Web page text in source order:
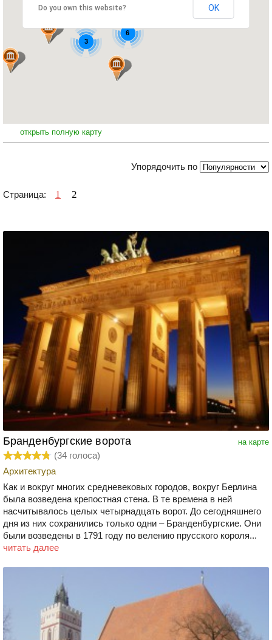
3
6
Do you own this website? OK
открыть полную карту
Упорядочить по
Страница: 1 2
на карте
Бранденбургские ворота
(34 голоса)
Архитектура
Как и вокруг многих средневековых городов, вокруг Берлина
была возведена крепостная стена. В те времена в ней
насчитывалось целых четырнадцать ворот. До сегодняшнего
дня из них сохранились только одни – Бранденбургские. Они
были возведены в 1791 году по велению прусского короля...
читать далее